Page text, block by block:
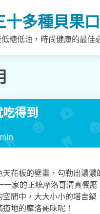
多種貝果
糖低油，時尚健康的最
得到
花板的壁畫，勾勒出濃
一家的正統摩洛哥清真餐
間中，大大小小的塔吉
地的摩洛哥味呢！